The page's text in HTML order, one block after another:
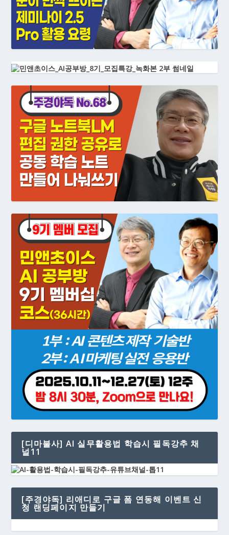
[디마불사] AI 실무활용법 학습시 필독강추 채
널11
[주경야독] 리애디로 구글 폼 연동해 이벤트 신
청 랜딩페이지 만들기